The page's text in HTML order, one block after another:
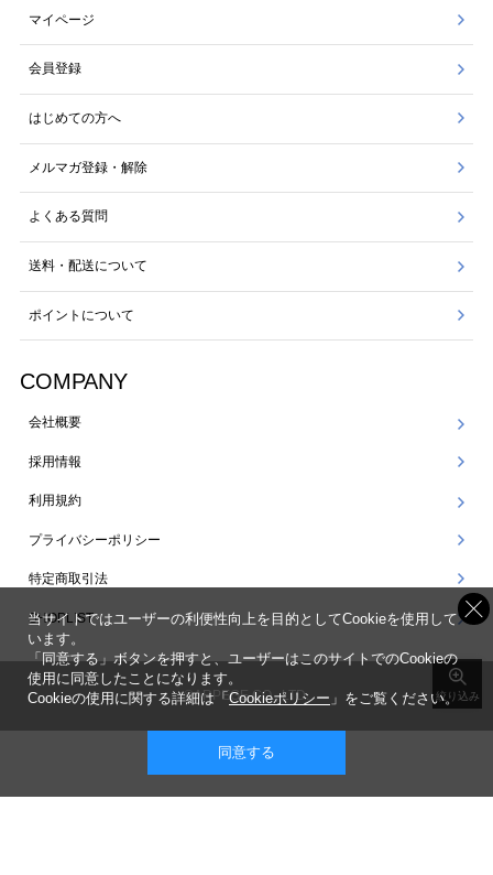
絞り込み
マイページ
会員登録
はじめての方へ
メルマガ登録・解除
よくある質問
送料・配送について
ポイントについて
COMPANY
会社概要
採用情報
利用規約
プライバシーポリシー
特定商取引法
SHOPLIST
©ARPEGE CO., LTD.
表示 ： スマートフォン版 |
当サイトではユーザーの利便性向上を目的としてCookieを使用して
います。
「同意する」ボタンを押すと、ユーザーはこのサイトでのCookieの
使用に同意したことになります。
Cookieの使用に関する詳細は「Cookieポリシー 」をご覧ください。
同意する